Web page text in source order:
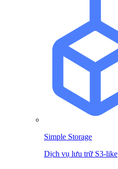
Simple Storage
Dịch vụ lưu trữ S3-like